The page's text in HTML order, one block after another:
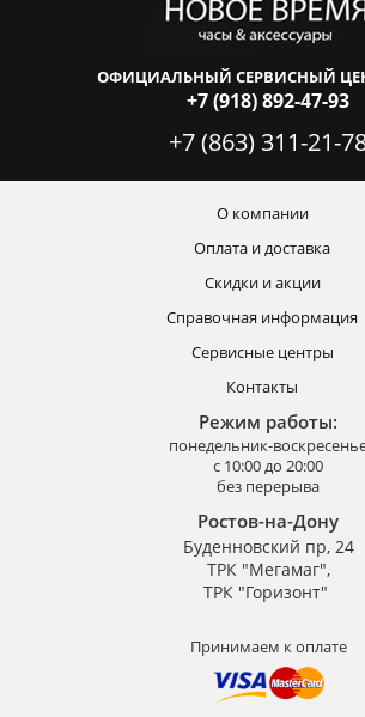
ОФИЦИАЛЬНЫЙ СЕРВИСНЫЙ
+7 (918) 892-47-93
+7 (863) 311-21-
О компании
Оплата и доставка
Скидки и акции
Справочная информация
Сервисные центры
Контакты
Режим работы:
понедельник-
с 10:00 до 20:00
без перерыва
Ростов-на-Дону
Буденновский пр, 24
ТРК "Мегамаг",
ТРК "Горизонт"
Принимаем к оплате